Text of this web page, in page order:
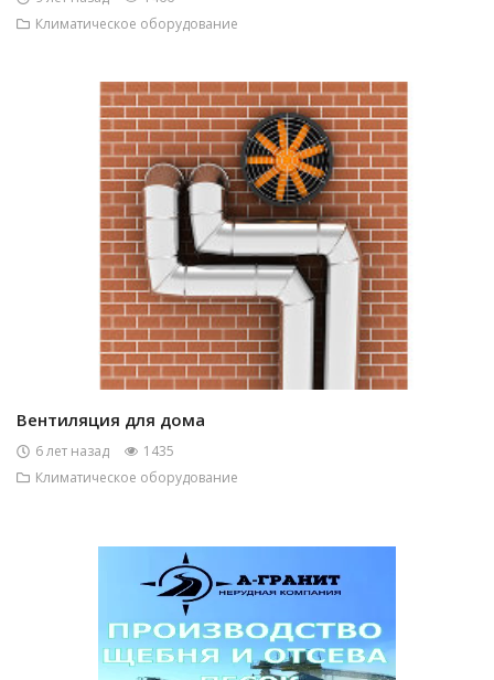
Климатическое оборудование
Вентиляция для дома
6 лет назад
1435
Климатическое оборудование